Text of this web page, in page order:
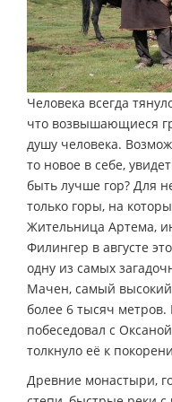
Человека всегда
что возвышающиеся
душу человека.
то новое в себе,
быть лучше гор? Для
только горы, на
Жительница Артема,
Филингер в августе
одну из самых
Мачен, самый высокий
более 6 тысяч
побеседовал с
толкнуло её к
Древние монастыри,